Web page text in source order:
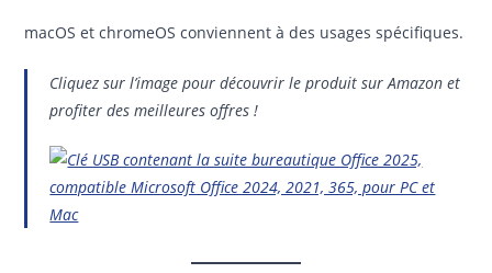
macOS et chromeOS conviennent à des usages spécifiques.
Cliquez sur l’image pour découvrir le produit sur Amazon et
profiter des meilleures offres !